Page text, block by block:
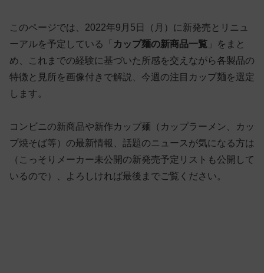
このページでは、2022年9月5日（月）に新発売とリニュ
ーアルを予定している「 カップ麺の新商品一覧 」をまと
め、これまでの経験に基づいた所感を交えながら各製品の
特徴と見所を画像付きで解説、今週の注目カップ麺を選定
します。
コンビニの新商品や新作カップ麺（カップラーメン、カッ
プ焼そば等）の最新情報、話題のニュースが気になる方は
（こっそりメーカー未公開の新発売予定リストも公開して
いるので）、よろしければ最後までご覧ください。